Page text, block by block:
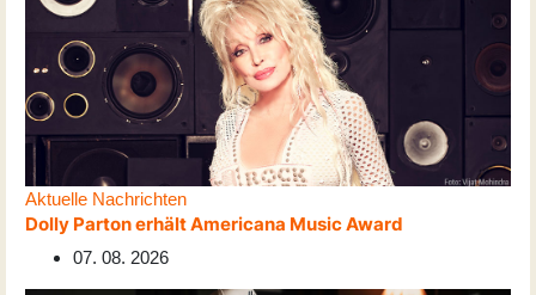
Aktuelle Nachrichten
Dolly Parton erhält Americana Music Award
07. 08. 2026